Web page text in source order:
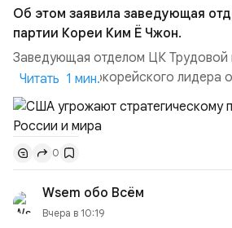
Об этом заявила заведующая
партии Кореи Ким Ё Чжон.
Заведующая отделом ЦК Трудовой
сестра северокорейского лидера
заявление для прессы в ответ на
совместных с флотом США запусков
Томагавк.«Япония отбросила
„исключительно оборонительной
вопрос о собственном ядерном
всеобщее обозрение, одновреме...
Читать 1 мин.
0
Wsem обо Всём
Вчера в 10:19